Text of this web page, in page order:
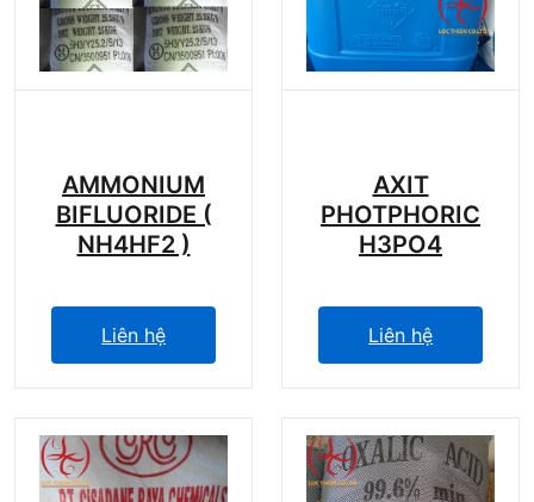
AMMONIUM
BIFLUORIDE (
NH4HF2 )
Liên hệ
AXIT
PHOTPHORIC
H3PO4
Liên hệ